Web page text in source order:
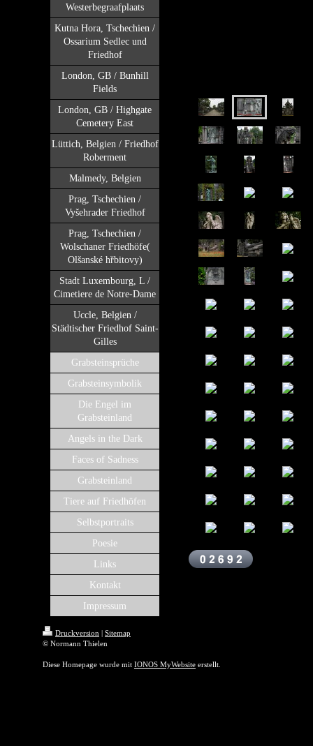
Westerbegraafplaats
Kutna Hora, Tschechien /
Ossarium Sedlec und
Friedhof
London, GB / Bunhill
Fields
London, GB / Highgate
Cemetery East
Lüttich, Belgien / Friedhof
Roberment
Malmedy, Belgien
Prag, Tschechien /
Vyšehrader Friedhof
Prag, Tschechien /
Wolschaner Friedhöfe(
Olšanské hřbitovy)
Stadt Luxembourg, L /
Cimetiere de Notre-Dame
Uccle, Belgien /
Städtischer Friedhof Saint-
Gilles
Grabsteinsprüche
Grabsteinsymbolik
Die Engel im
Grabsteinland
Angels in the Dark
Faces of Sadness
Grabsteinland
Tiere auf Friedhöfen
Selbstportraits
Poesie
Links
Kontakt
Impressum
Druckversion | Sitemap
© Normann Thielen
Diese Homepage wurde mit IONOS MyWebsite erstellt.